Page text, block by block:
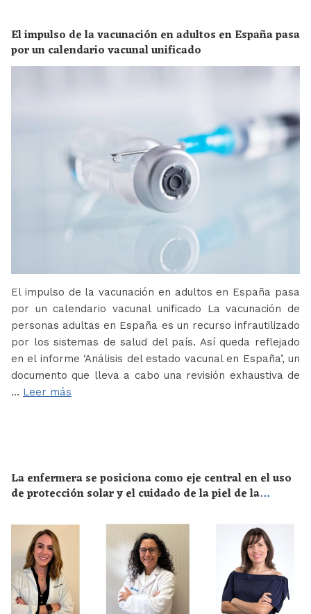
El impulso de la vacunación en adultos en España pasa
por un calendario vacunal unificado
El impulso de la vacunación en adultos en España pasa
por un calendario vacunal unificado La vacunación de
personas adultas en España es un recurso infrautilizado
por los sistemas de salud del país. Así queda reflejado
en el informe ‘Análisis del estado vacunal en España’, un
documento que lleva a cabo una revisión exhaustiva de
… Leer más
La enfermera se posiciona como eje central en el uso
de protección solar y el cuidado de la piel de la